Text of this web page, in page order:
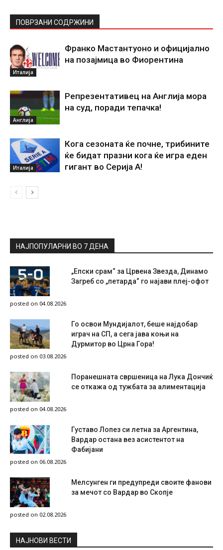
ПОВРЗАНИ СОДРЖИНИ
Италија
Франко Мастантуоно и официјално
на позајмица во Фиорентина
Англија
Репрезентативец на Англија мора
на суд, поради тепачка!
Италија
Кога сезоната ќе почне, трибините
ќе бидат празни кога ќе игра еден
гигант во Серија А!
НАЈПОПУЛАРНИ ВО 7 ДЕНА
„Епски срам“ за Црвена Звезда, Динамо
Загреб со „петарда“ го најави плеј-офот
posted on 04.08.2026
Го освои Мундијалот, беше најдобар
играч на СП, а сега јава коњи на
Дурмитор во Црна Гора!
posted on 03.08.2026
Поранешната свршеница на Лука Дончиќ
се откажа од тужбата за алиментација
posted on 04.08.2026
Густаво Лопез си летна за Аргентина,
Вардар остана вез асистентот на
Фабијани
posted on 06.08.2026
Мелсунген ги предупреди своите фанови
за мечот со Вардар во Скопје
posted on 02.08.2026
НAЈНОВИ ВЕСТИ